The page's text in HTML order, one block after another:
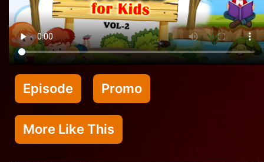
Episode Promo
More Like This